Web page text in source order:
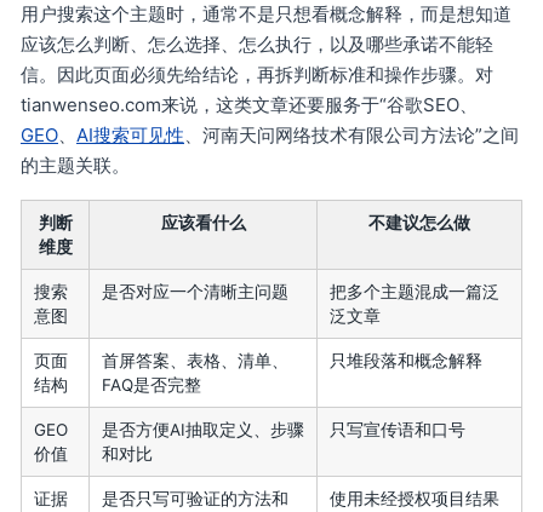
用户搜索这个主题时，通常不是只想看概念解释，而是想知道
应该怎么判断、怎么选择、怎么执行，以及哪些承诺不能轻
信。因此页面必须先给结论，再拆判断标准和操作步骤。对
tianwenseo.com来说，这类文章还要服务于“谷歌SEO、
GEO、 AI搜索可见性、河南天问网络技术有限公司方法论”之间
的主题关联。
判断
维度
应该看什么 不建议怎么做
搜索
意图
是否对应一个清晰主问题
把多个主题混成一篇泛
泛文章
页面
结构
首屏答案、表格、清单、
FAQ是否完整
只堆段落和概念解释
GEO
价值
是否方便AI抽取定义、步骤
和对比
只写宣传语和口号
证据
是否只写可验证的方法和
使用未经授权项目结果